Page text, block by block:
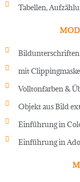
Tabellen,
mit
Volltonfarben &
Objekt aus Bild
Einführung in
Einführung in